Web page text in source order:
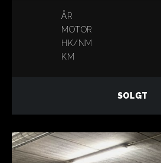
ÅR
MOTOR
HK/NM
KM
SOLGT